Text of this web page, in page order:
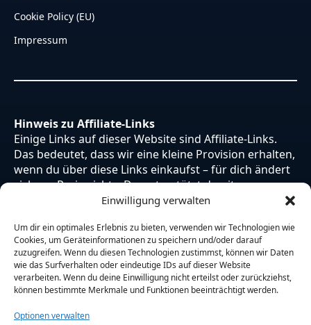
Einwilligung verwalten
Um dir ein optimales Erlebnis zu bieten, verwenden wir Technologien wie
Cookies, um Geräteinformationen zu speichern und/oder darauf
zuzugreifen. Wenn du diesen Technologien zustimmst, können wir Daten
wie das Surfverhalten oder eindeutige IDs auf dieser Website
verarbeiten. Wenn du deine Einwilligung nicht erteilst oder zurückziehst,
können bestimmte Merkmale und Funktionen beeinträchtigt werden.
Optionen verwalten
Cookie Policy (EU)
Impressum
Hinweis zu Affiliate-Links
Einige Links auf dieser Website sind Affiliate-Links.
Das bedeutet, dass wir eine kleine Provision erhalten,
wenn du über diese Links einkaufst – für dich ändert
sich am Preis nichts. Du unterstützt damit unsere
Arbeit. Vielen Dank dafür!